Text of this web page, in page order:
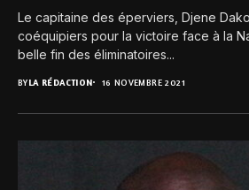
Le capitaine des éperviers, Djene
coéquipiers pour la victoire face à la
belle fin des éliminatoires...
BYLA RÉDACTION 16 NOVEMBRE 2021